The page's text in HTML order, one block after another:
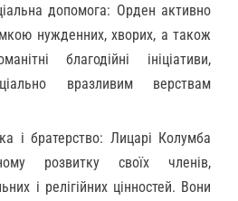
допомога: Орден активно
нужденних, хворих, а також
благодійні ініціативи,
вразливим верствам
і братерство: Лицарі Колумба
розвитку своїх членів,
і релігійних цінностей. Вони